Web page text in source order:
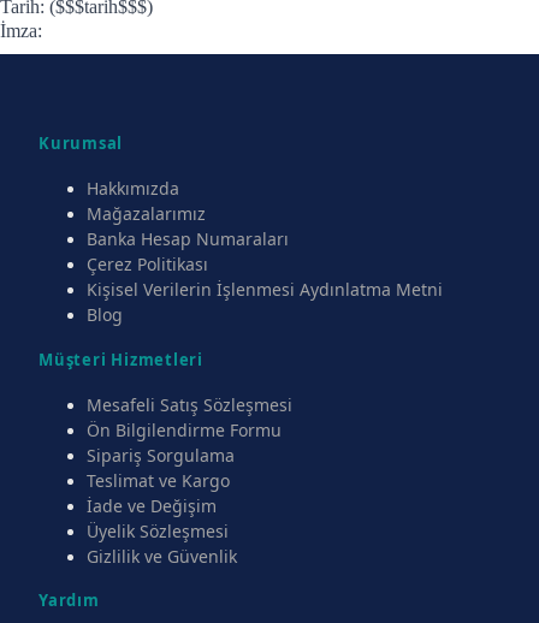
Tarih: ($$$tarih$$$)
İmza:
Kurumsal
Hakkımızda
Mağazalarımız
Banka Hesap Numaraları
Çerez Politikası
Kişisel Verilerin İşlenmesi Aydınlatma Metni
Blog
Müşteri Hizmetleri
Mesafeli Satış Sözleşmesi
Ön Bilgilendirme Formu
Sipariş Sorgulama
Teslimat ve Kargo
İade ve Değişim
Üyelik Sözleşmesi
Gizlilik ve Güvenlik
Yardım